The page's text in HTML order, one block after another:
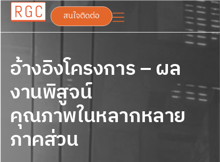
สนใจติดต่อ
อ้างอิงโครงการ – ผล
งานพิสูจน์
คุณภาพในหลากหลาย
ภาคส่วน